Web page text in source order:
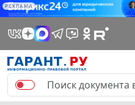
РЕКЛАМА